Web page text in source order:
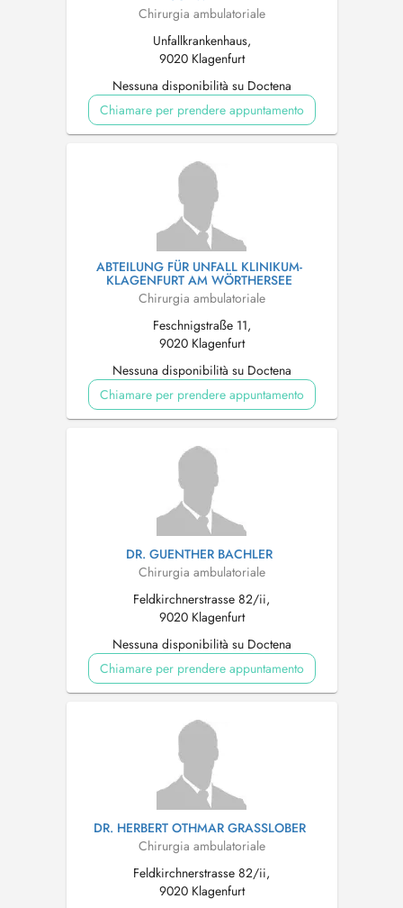
Chirurgia ambulatoriale
Unfallkrankenhaus,
9020 Klagenfurt
Nessuna disponibilità su Doctena
Chiamare per prendere appuntamento
ABTEILUNG FÜR UNFALL KLINIKUM-
KLAGENFURT AM WÖRTHERSEE
Chirurgia ambulatoriale
Feschnigstraße 11,
9020 Klagenfurt
Nessuna disponibilità su Doctena
Chiamare per prendere appuntamento
DR. GUENTHER BACHLER
Chirurgia ambulatoriale
Feldkirchnerstrasse 82/ii,
9020 Klagenfurt
Nessuna disponibilità su Doctena
Chiamare per prendere appuntamento
DR. HERBERT OTHMAR GRASSLOBER
Chirurgia ambulatoriale
Feldkirchnerstrasse 82/ii,
9020 Klagenfurt